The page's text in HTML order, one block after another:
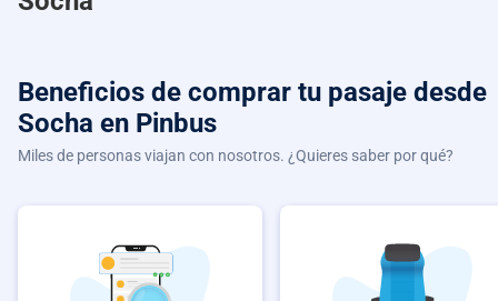
Beneficios de comprar tu pasaje desde
Socha en Pinbus
Miles de personas viajan con nosotros. ¿Quieres saber por qué?